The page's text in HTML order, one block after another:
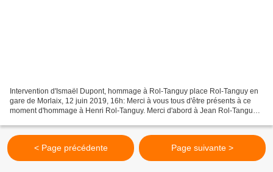
Intervention d'Ismaël Dupont, hommage à Rol-Tanguy place Rol-Tanguy en
gare de Morlaix, 12 juin 2019, 16h: Merci à vous tous d'être présents à ce
moment d'hommage à Henri Rol-Tanguy. Merci d'abord à Jean Rol-Tanguy
< Page précédente Page suivante >